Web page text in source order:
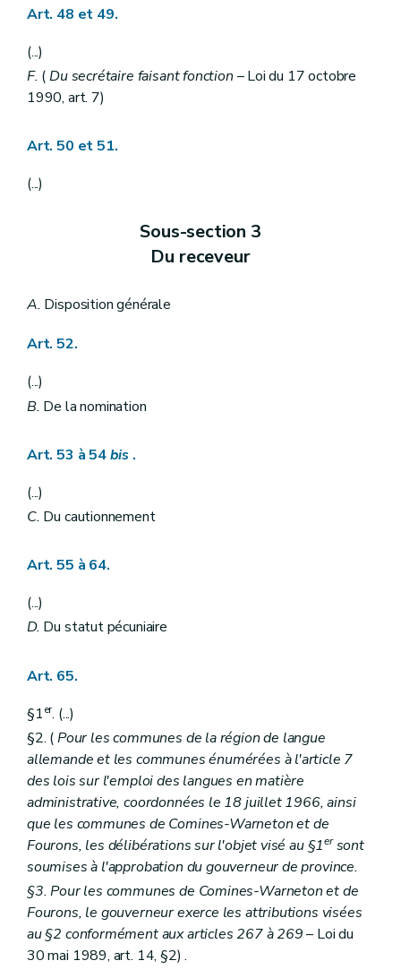
Art. 48 et 49.
(...)
F. (Du secrétaire faisant fonction – Loi du 17 octobre
1990, art. 7)
Art. 50 et 51.
(...)
Sous-section 3
Du receveur
A. Disposition générale
Art. 52.
(...)
B. De la nomination
Art. 53 à 54bis .
(...)
C. Du cautionnement
Art. 55 à 64.
(...)
D. Du statut pécuniaire
Art. 65.
§1er. (...)
§2. (Pour les communes de la région de langue
allemande et les communes énumérées à l'article 7
des lois sur l'emploi des langues en matière
administrative, coordonnées le 18 juillet 1966, ainsi
que les communes de Comines-Warneton et de
Fourons, les délibérations sur l'objet visé au §1ersont
soumises à l'approbation du gouverneur de province.
§3. Pour les communes de Comines-Warneton et de
Fourons, le gouverneur exerce les attributions visées
au §2 conformément aux articles 267 à 269– Loi du
30 mai 1989, art. 14, §2) .